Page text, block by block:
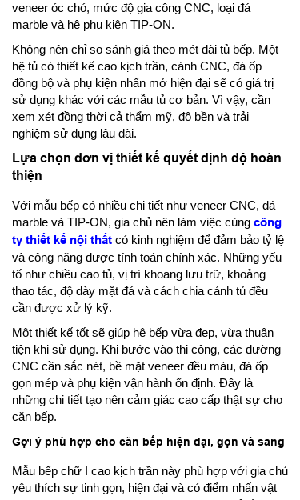
veneer óc chó, mức độ gia công CNC, loại đá
marble và hệ phụ kiện TIP-ON.
Không nên chỉ so sánh giá theo mét dài tủ bếp. Một
hệ tủ có thiết kế cao kịch trần, cánh CNC, đá ốp
đồng bộ và phụ kiện nhấn mở hiện đại sẽ có giá trị
sử dụng khác với các mẫu tủ cơ bản. Vì vậy, cần
xem xét đồng thời cả thẩm mỹ, độ bền và trải
nghiệm sử dụng lâu dài.
Lựa chọn đơn vị thiết kế quyết định độ hoàn
thiện
Với mẫu bếp có nhiều chi tiết như veneer CNC, đá
marble và TIP-ON, gia chủ nên làm việc cùng công
ty thiết kế nội thất có kinh nghiệm để đảm bảo tỷ lệ
và công năng được tính toán chính xác. Những yếu
tố như chiều cao tủ, vị trí khoang lưu trữ, khoảng
thao tác, độ dày mặt đá và cách chia cánh tủ đều
cần được xử lý kỹ.
Một thiết kế tốt sẽ giúp hệ bếp vừa đẹp, vừa thuận
tiện khi sử dụng. Khi bước vào thi công, các đường
CNC cần sắc nét, bề mặt veneer đều màu, đá ốp
gọn mép và phụ kiện vận hành ổn định. Đây là
những chi tiết tạo nên cảm giác cao cấp thật sự cho
căn bếp.
Gợi ý phù hợp cho căn bếp hiện đại, gọn và sang
Mẫu bếp chữ I cao kịch trần này phù hợp với gia chủ
yêu thích sự tinh gọn, hiện đại và có điểm nhấn vật